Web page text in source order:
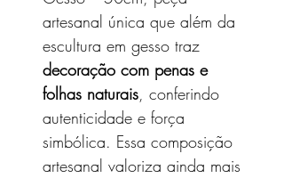
artesanal única que além da
escultura em gesso traz
decoração com penas e
folhas naturais, conferindo
autenticidade e força
simbólica. Essa composição
artesanal valoriza ainda mais